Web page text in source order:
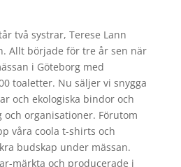
två systrar, Terese Lann
Allt började för tre år sen när
i Göteborg med
toaletter. Nu säljer vi snygga
och ekologiska bindor och
organisationer. Förutom
våra coola t-shirts och
budskap under mässan.
märkta och producerade i